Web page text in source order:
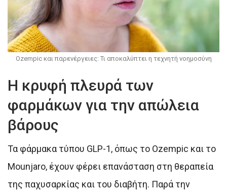
Ozempic και παρενέργειες: Τι αποκαλύπτει η τεχνητή νοημοσύνη
Η κρυφή πλευρά των
φαρμάκων για την απώλεια
βάρους
Τα φάρμακα τύπου GLP-1, όπως το Ozempic και το
Mounjaro, έχουν φέρει επανάσταση στη θεραπεία
της παχυσαρκίας και του διαβήτη. Παρά την